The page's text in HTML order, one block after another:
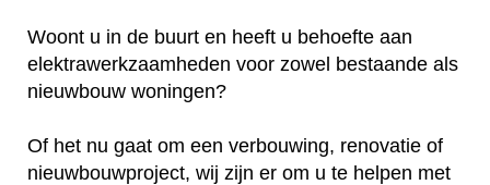
Woont u in de buurt en heeft u behoefte aan
elektrawerkzaamheden voor zowel bestaande als
nieuwbouw woningen?
Of het nu gaat om een verbouwing, renovatie of
nieuwbouwproject, wij zijn er om u te helpen met